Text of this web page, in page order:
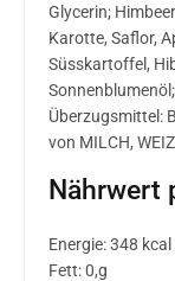
Glycerin;
Karotte, Saflor,
Süsskartoffel,
Überzugsmittel:
von MILCH,
Nährwert
Energie: 348
Fett: 0,g